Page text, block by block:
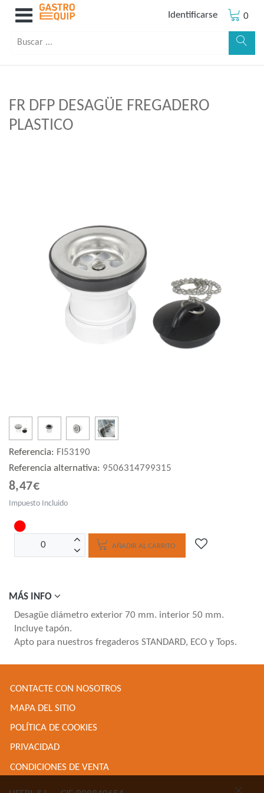
Identificarse 0
FR DFP DESAGÜE FREGADERO
PLASTICO
Referencia: FI53190
Referencia alternativa: 9506314799315
8,47€
Impuesto Incluido
AÑADIR AL CARRITO
MÁS INFO
Desagüe diámetro exterior 70 mm. interior 50 mm.
Incluye tapón.
Apto para nuestros fregaderos STANDARD, ECO y Tops.
CONTACTE CON NOSOTROS
MAPA DEL SITIO
POLÍTICA DE COOKIES
PRIVACIDAD
CONDICIONES DE VENTA